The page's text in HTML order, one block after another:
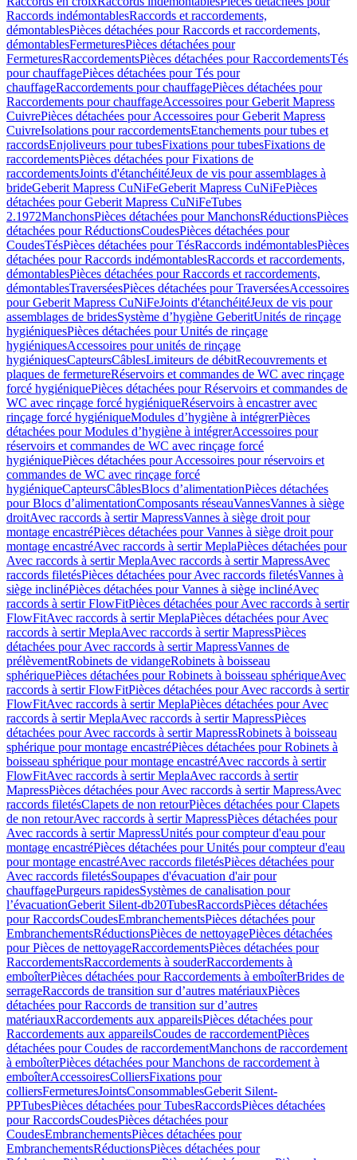
Raccords indémontablesRaccords et raccordements,
démontablesPièces détachées pour Raccords et raccordements,
démontablesFermeturesPièces détachées pour
FermeturesRaccordementsPièces détachées pour RaccordementsTés
pour chauffagePièces détachées pour Tés pour
chauffageRaccordements pour chauffagePièces détachées pour
Raccordements pour chauffageAccessoires pour Geberit Mapress
CuivrePièces détachées pour Accessoires pour Geberit Mapress
CuivreIsolations pour raccordementsEtanchements pour tubes et
raccordsEnjoliveurs pour tubesFixations pour tubesFixations de
raccordementsPièces détachées pour Fixations de
raccordementsJoints d'étanchéitéJeux de vis pour assemblages à
brideGeberit Mapress CuNiFeGeberit Mapress CuNiFePièces
détachées pour Geberit Mapress CuNiFeTubes
2.1972ManchonsPièces détachées pour ManchonsRéductionsPièces
détachées pour RéductionsCoudesPièces détachées pour
CoudesTésPièces détachées pour TésRaccords indémontablesPièces
détachées pour Raccords indémontablesRaccords et raccordements,
démontablesPièces détachées pour Raccords et raccordements,
démontablesTraverséesPièces détachées pour TraverséesAccessoires
pour Geberit Mapress CuNiFeJoints d'étanchéitéJeux de vis pour
assemblages de bridesSystème d’hygiène GeberitUnités de rinçage
hygiéniquesPièces détachées pour Unités de rinçage
hygiéniquesAccessoires pour unités de rinçage
hygiéniquesCapteursCâblesLimiteurs de débitRecouvrements et
plaques de fermetureRéservoirs et commandes de WC avec rinçage
forcé hygiéniquePièces détachées pour Réservoirs et commandes de
WC avec rinçage forcé hygiéniqueRéservoirs à encastrer avec
rinçage forcé hygiéniqueModules d’hygiène à intégrerPièces
détachées pour Modules d’hygiène à intégrerAccessoires pour
réservoirs et commandes de WC avec rinçage forcé
hygiéniquePièces détachées pour Accessoires pour réservoirs et
commandes de WC avec rinçage forcé
hygiéniqueCapteursCâblesBlocs d’alimentationPièces détachées
pour Blocs d’alimentationComposants réseauVannesVannes à siège
droitAvec raccords à sertir MapressVannes à siège droit pour
montage encastréPièces détachées pour Vannes à siège droit pour
montage encastréAvec raccords à sertir MeplaPièces détachées pour
Avec raccords à sertir MeplaAvec raccords à sertir MapressAvec
raccords filetésPièces détachées pour Avec raccords filetésVannes à
siège inclinéPièces détachées pour Vannes à siège inclinéAvec
raccords à sertir FlowFitPièces détachées pour Avec raccords à sertir
FlowFitAvec raccords à sertir MeplaPièces détachées pour Avec
raccords à sertir MeplaAvec raccords à sertir MapressPièces
détachées pour Avec raccords à sertir MapressVannes de
prélèvementRobinets de vidangeRobinets à boisseau
sphériquePièces détachées pour Robinets à boisseau sphériqueAvec
raccords à sertir FlowFitPièces détachées pour Avec raccords à sertir
FlowFitAvec raccords à sertir MeplaPièces détachées pour Avec
raccords à sertir MeplaAvec raccords à sertir MapressPièces
détachées pour Avec raccords à sertir MapressRobinets à boisseau
sphérique pour montage encastréPièces détachées pour Robinets à
boisseau sphérique pour montage encastréAvec raccords à sertir
FlowFitAvec raccords à sertir MeplaAvec raccords à sertir
MapressPièces détachées pour Avec raccords à sertir MapressAvec
raccords filetésClapets de non retourPièces détachées pour Clapets
de non retourAvec raccords à sertir MapressPièces détachées pour
Avec raccords à sertir MapressUnités pour compteur d'eau pour
montage encastréPièces détachées pour Unités pour compteur d'eau
pour montage encastréAvec raccords filetésPièces détachées pour
Avec raccords filetésSoupapes d'évacuation d'air pour
chauffagePurgeurs rapidesSystèmes de canalisation pour
l’évacuationGeberit Silent-db20TubesRaccordsPièces détachées
pour RaccordsCoudesEmbranchementsPièces détachées pour
EmbranchementsRéductionsPièces de nettoyagePièces détachées
pour Pièces de nettoyageRaccordementsPièces détachées pour
RaccordementsRaccordements à souderRaccordements à
emboîterPièces détachées pour Raccordements à emboîterBrides de
serrageRaccords de transition sur d’autres matériauxPièces
détachées pour Raccords de transition sur d’autres
matériauxRaccordements aux appareilsPièces détachées pour
Raccordements aux appareilsCoudes de raccordementPièces
détachées pour Coudes de raccordementManchons de raccordement
à emboîterPièces détachées pour Manchons de raccordement à
emboîterAccessoiresColliersFixations pour
colliersFermeturesJointsConsommablesGeberit Silent-
PPTubesPièces détachées pour TubesRaccordsPièces détachées
pour RaccordsCoudesPièces détachées pour
CoudesEmbranchementsPièces détachées pour
EmbranchementsRéductionsPièces détachées pour